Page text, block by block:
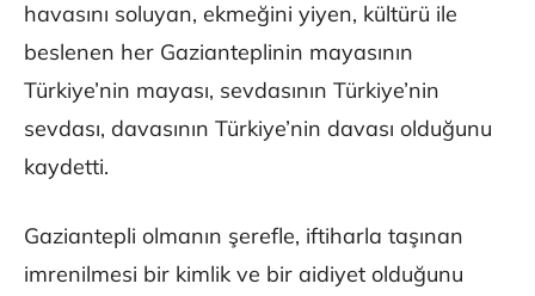
havasını soluyan, ekmeğini yiyen, kültürü ile
beslenen her Gazianteplinin mayasının
Türkiye’nin mayası, sevdasının Türkiye’nin
sevdası, davasının Türkiye’nin davası olduğunu
kaydetti.
Gaziantepli olmanın şerefle, iftiharla taşınan
imrenilmesi bir kimlik ve bir aidiyet olduğunu